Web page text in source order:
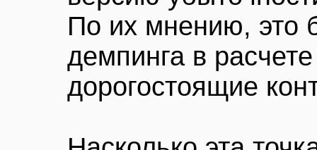
По их мнению, это
демпинга в
дорогостоящие